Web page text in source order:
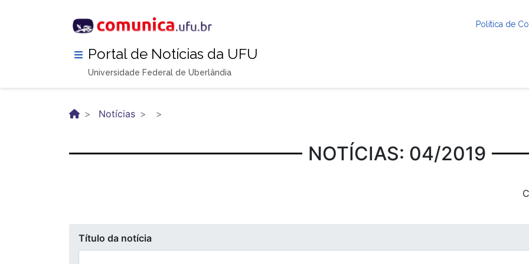
Política de
Portal de Notícias da UFU
Universidade Federal de Uberlândia
Notícias
NOTÍCIAS: 04/2019
Título da notícia